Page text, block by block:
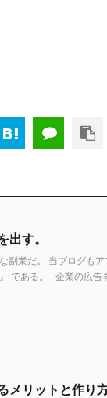
出す。
副業だ。 当ブログも
である。 企業の広告
メリットと作り